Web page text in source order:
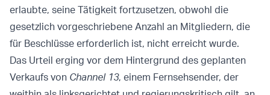
erlaubte, seine Tätigkeit fortzusetzen, obwohl die
gesetzlich vorgeschriebene Anzahl an Mitgliedern, die
für Beschlüsse erforderlich ist, nicht erreicht wurde.
Das Urteil erging vor dem Hintergrund des geplanten
Verkaufs von Channel 13, einem Fernsehsender, der